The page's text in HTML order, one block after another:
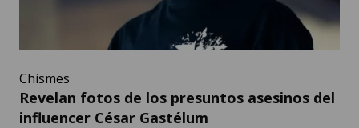
Chismes
Revelan fotos de los presuntos asesinos del
influencer César Gastélum